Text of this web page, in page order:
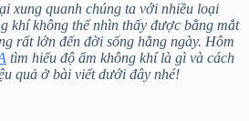
xung quanh chúng ta với nhiều loại
khí không thể nhìn thấy được bằng mắt
rất lớn đến đời sống hằng ngày. Hôm
tìm hiểu độ ẩm không khí là gì và cách
quả ở bài viết dưới đây nhé!